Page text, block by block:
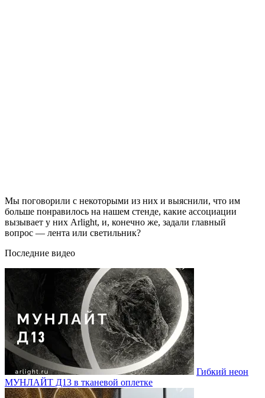
Мы поговорили с некоторыми из них и выяснили, что им
больше понравилось на нашем стенде, какие ассоциации
вызывает у них Arlight, и, конечно же, задали главный
вопрос — лента или светильник?
Последние видео
Гибкий неон
МУНЛАЙТ Д13 в тканевой оплетке